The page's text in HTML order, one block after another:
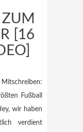
[16
Fußball
wir haben
verdient